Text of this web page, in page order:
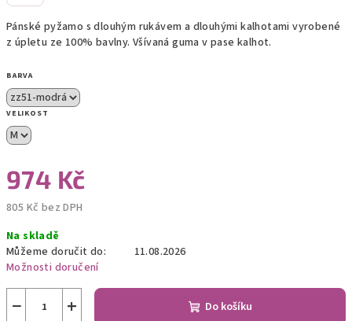
Pánské pyžamo s dlouhým rukávem a dlouhými kalhotami vyrobené
z úpletu ze 100% bavlny. Všívaná guma v pase kalhot.
BARVA
VELIKOST
974 Kč
805 Kč bez DPH
cena:
Na skladě
Můžeme doručit do:
11.08.2026
Možnosti doručení
+
− Do košíku